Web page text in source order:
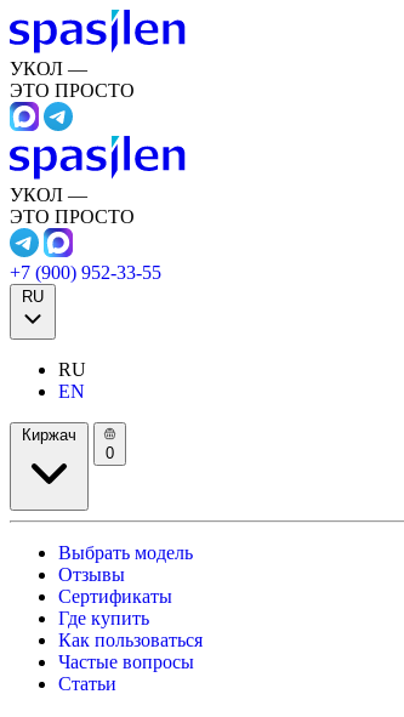
УКОЛ —
ЭТО ПРОСТО
УКОЛ —
ЭТО ПРОСТО
+7 (900) 952-33-55
RU
RU
EN
Киржач
0
Выбрать модель
Отзывы
Сертификаты
Где купить
Как пользоваться
Частые вопросы
Статьи